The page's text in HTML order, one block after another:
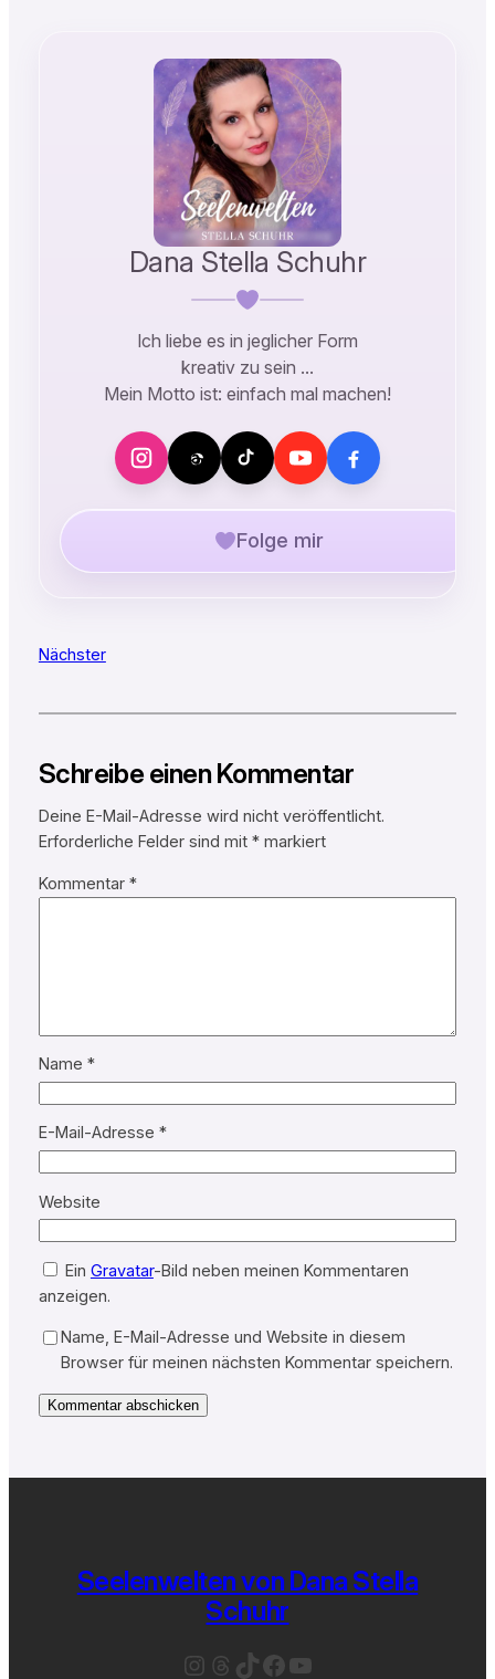
Dana Stella Schuhr
Ich liebe es in jeglicher Form
kreativ zu sein …
Mein Motto ist: einfach mal machen!
Folge mir
Nächster
Schreibe einen Kommentar
Deine E-Mail-Adresse wird nicht veröffentlicht.
Erforderliche Felder sind mit *markiert
Kommentar *
Name *
E-Mail-Adresse *
Website
Ein Gravatar-Bild neben meinen Kommentaren
anzeigen.
Name, E-Mail-Adresse und Website in diesem
Browser für meinen nächsten Kommentar speichern.
Seelenwelten von Dana Stella
Schuhr
Instagram
Threads
TikTok
Facebook
YouTube